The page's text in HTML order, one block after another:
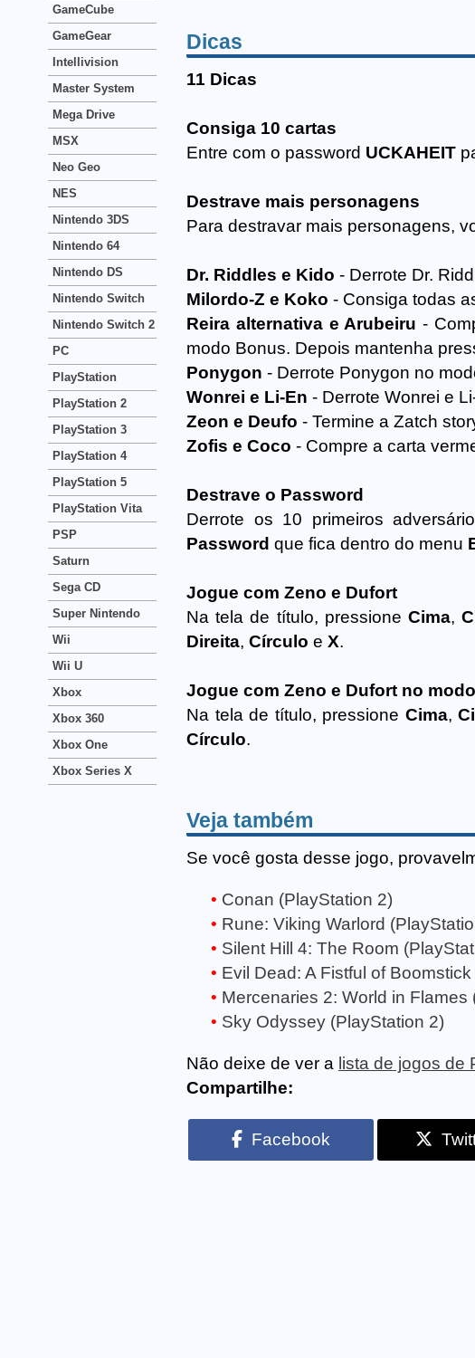
Dicas
11 Dicas
Consiga 10 cartas
Entre com o password UCKAHEIT
Destrave mais personagens
Para destravar mais personagens,
Dr. Riddles e Kido - Derrote Dr.
Milordo-Z e Koko - Consiga todas
Reira alternativa e Arubeiru -
modo Bonus. Depois mantenha
Ponygon - Derrote Ponygon no
Wonrei e Li-En - Derrote Wonrei e
Zeon e Deufo - Termine a Zatch
Zofis e Coco - Compre a carta
Destrave o Password
Derrote os 10 primeiros
Password que fica dentro do menu
Jogue com Zeno e Dufort
Na tela de título, pressione Cima,
Direita, Círculo e X.
Jogue com Zeno e Dufort no
Na tela de título, pressione Cima,
Círculo.
Veja também
Se você gosta desse jogo,
Conan (PlayStation 2)
Rune: Viking Warlord
Silent Hill 4: The Room
Evil Dead: A Fistful of
Mercenaries 2: World in Flames
Sky Odyssey (PlayStation 2)
Não deixe de ver a lista de jogos de
Compartilhe:
Facebook
GameCube
GameGear
Intellivision
Master System
Mega Drive
MSX
Neo Geo
NES
Nintendo 3DS
Nintendo 64
Nintendo DS
Nintendo Switch
Nintendo Switch 2
PC
PlayStation
PlayStation 2
PlayStation 3
PlayStation 4
PlayStation 5
PlayStation Vita
PSP
Saturn
Sega CD
Super Nintendo
Wii
Wii U
Xbox
Xbox 360
Xbox One
Xbox Series X